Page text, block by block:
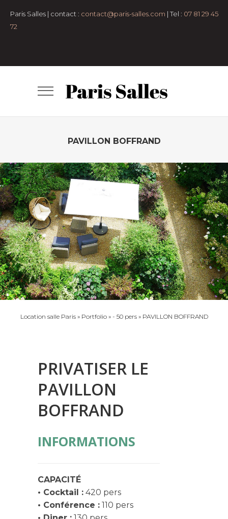
Paris Salles | contact : contact@paris-salles.com | Tel : 07 81 29 45
72
PAVILLON BOFFRAND
Location salle Paris» Portfolio» - 50 pers» PAVILLON BOFFRAND
PRIVATISER LE
PAVILLON
BOFFRAND
INFORMATIONS
CAPACITÉ
• Cocktail : 420 pers
• Conférence : 110 pers